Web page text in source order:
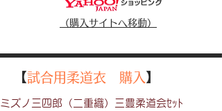
（​購入サイトへ移動）
【試合用柔道衣 購入 】
ミズノ三四郎（二重織）三豊柔道会ｾｯﾄ